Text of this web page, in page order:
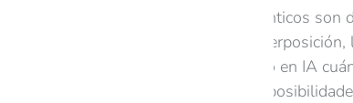
Los procesadores cuánticos
entrelazamiento y
aprendizaje automático en IA
cubits, ampliando las